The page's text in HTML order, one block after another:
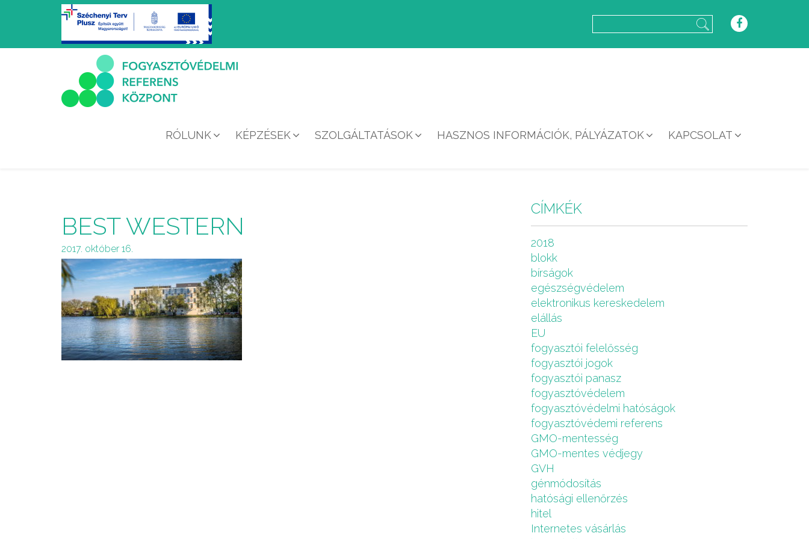
RÓLUNK KÉPZÉSEK SZOLGÁLTATÁSOK HASZNOS INFORMÁCIÓK, PÁLYÁZATOK KAPCSOLAT
BEST WESTERN
2017. október 16.
CÍMKÉK
2018
blokk
bírságok
egészségvédelem
elektronikus kereskedelem
elállás
EU
fogyasztói felelősség
fogyasztói jogok
fogyasztói panasz
fogyasztóvédelem
fogyasztóvédelmi hatóságok
fogyasztóvédemi referens
GMO-mentesség
GMO-mentes védjegy
GVH
génmódosítás
hatósági ellenőrzés
hitel
Internetes vásárlás